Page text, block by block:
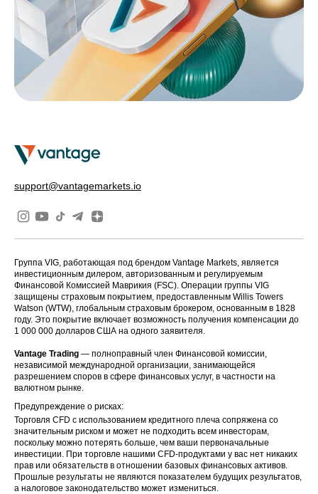
support@vantagemarkets.io
Группа VIG, работающая под брендом Vantage Markets, является
инвестиционным дилером, авторизованным и регулируемым
Финансовой Комиссией Маврикия (FSC). Операции группы VIG
защищены страховым покрытием, предоставленным Willis Towers
Watson (WTW), глобальным страховым брокером, основанным в 1828
году. Это покрытие включает возможность получения компенсации до
1 000 000 долларов США на одного заявителя.
Vantage Trading — полноправный член Финансовой комиссии,
независимой международной организации, занимающейся
разрешением споров в сфере финансовых услуг, в частности на
валютном рынке.
Предупреждение о рисках:
Торговля CFD с использованием кредитного плеча сопряжена со
значительным риском и может не подходить всем инвесторам,
поскольку можно потерять больше, чем ваши первоначальные
инвестиции. При торговле нашими CFD-продуктами у вас нет никаких
прав или обязательств в отношении базовых финансовых активов.
Прошлые результаты не являются показателем будущих результатов,
а налоговое законодательство может измениться.